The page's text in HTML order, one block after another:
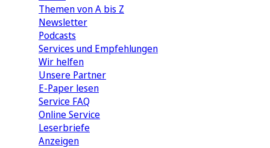
Themen von A bis Z
Newsletter
Podcasts
Services und Empfehlungen
Wir helfen
Unsere Partner
E-Paper lesen
Service FAQ
Online Service
Leserbriefe
Anzeigen